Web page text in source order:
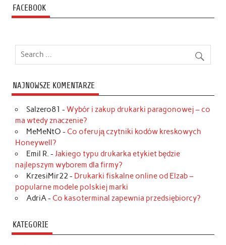
FACEBOOK
NAJNOWSZE KOMENTARZE
Salzero81 - Wybór i zakup drukarki paragonowej – co
ma wtedy znaczenie?
MeMeNtO - Co oferują czytniki kodów kreskowych
Honeywell?
Emil R. - Jakiego typu drukarka etykiet będzie
najlepszym wyborem dla firmy?
KrzesiMir22 - Drukarki fiskalne online od Elzab –
popularne modele polskiej marki
AdriA- Co kasoterminal zapewnia przedsiębiorcy?
KATEGORIE